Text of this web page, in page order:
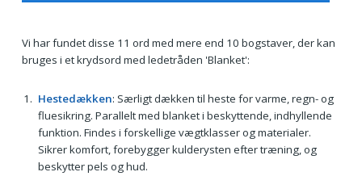
Vi har fundet disse 11 ord med mere end 10 bogstaver, der kan
bruges i et krydsord med ledetråden 'Blanket':
Hestedækken: Særligt dækken til heste for varme, regn- og
fluesikring. Parallelt med blanket i beskyttende, indhyllende
funktion. Findes i forskellige vægtklasser og materialer.
Sikrer komfort, forebygger kulderysten efter træning, og
beskytter pels og hud.